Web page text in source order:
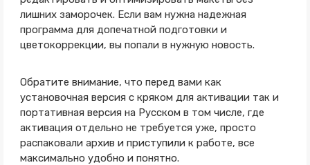
лишних заморочек. Если вам нужна надежная
программа для допечатной подготовки и
цветокоррекции, вы попали в нужную новость.
Обратите внимание, что перед вами как
установочная версия с кряком для активации так и
портативная версия на Русском в том числе, где
активация отдельно не требуется уже, просто
распаковали архив и приступили к работе, все
максимально удобно и понятно.